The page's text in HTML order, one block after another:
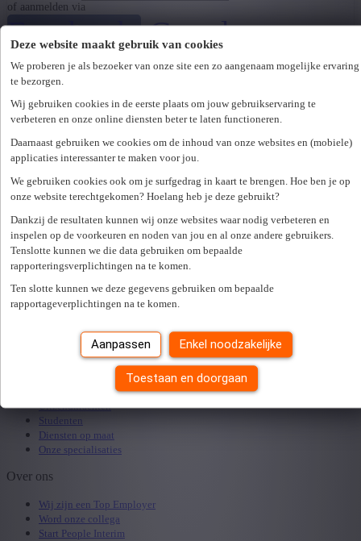
Deze website maakt gebruik van cookies
We proberen je als bezoeker van onze site een zo aangenaam mogelijke ervaring
te bezorgen.
Wij gebruiken cookies in de eerste plaats om jouw gebruikservaring te
verbeteren en onze online diensten beter te laten functioneren.
Daarnaast gebruiken we cookies om de inhoud van onze websites en (mobiele)
applicaties interessanter te maken voor jou.
We gebruiken cookies ook om je surfgedrag in kaart te brengen. Hoe ben je op
onze website terechtgekomen? Hoelang heb je deze gebruikt?
Dankzij de resultaten kunnen wij onze websites waar nodig verbeteren en
inspelen op de voorkeuren en noden van jou en al onze andere gebruikers.
Tenslotte kunnen we die data gebruiken om bepaalde
rapporteringsverplichtingen na te komen.
Ten slotte kunnen we deze gegevens gebruiken om bepaalde
rapportageverplichtingen na te komen.
Aanpassen Enkel noodzakelijke
Toestaan en doorgaan
of aanmelden via
Facebook Google
LinkedIn
Wachtwoord *
Wachtwoord vergeten?
Er is een fout opgetreden. Gelieve later opnieuw te proberen.Sluiten
Zoek een kantoor in je buurt
Zoek kantoor
Alle vaste jobs
Alles over interimwerken
Openstaande vacature doorsturen
Uitzendkrachten
Studenten
Diensten op maat
Onze specialisaties
Over ons
Wij zijn een Top Employer
Word onze collega
Start People Interim